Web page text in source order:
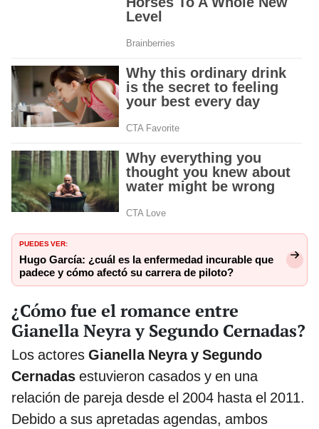
PUEDES VER:
Hugo García: ¿cuál es la enfermedad incurable que
padece y cómo afectó su carrera de piloto?
¿Cómo fue el romance entre
Gianella Neyra y Segundo Cernadas?
Los actores Gianella Neyra y Segundo
Cernadas estuvieron casados y en una
relación de pareja desde el 2004 hasta el 2011.
Debido a sus apretadas agendas, ambos